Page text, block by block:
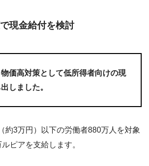
現金給付を検討
価高対策として低所得者向けの現
しました。
約3万円）以下の労働者880万人を対象
ピアを支給します。